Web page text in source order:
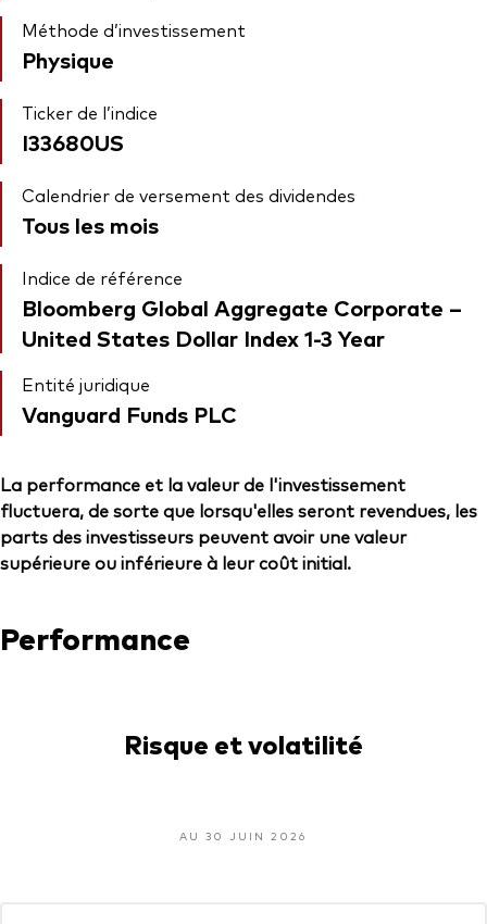
Méthode d’investissement
Physique
Ticker de l’indice
I33680US
Calendrier de versement des dividendes
Tous les mois
Indice de référence
Bloomberg Global Aggregate Corporate –
United States Dollar Index 1-3 Year
Entité juridique
Vanguard Funds PLC
La performance et la valeur de l'investissement
fluctuera, de sorte que lorsqu'elles seront revendues, les
parts des investisseurs peuvent avoir une valeur
supérieure ou inférieure à leur coût initial.
Performance
Risque et volatilité
AU 30 JUIN 2026